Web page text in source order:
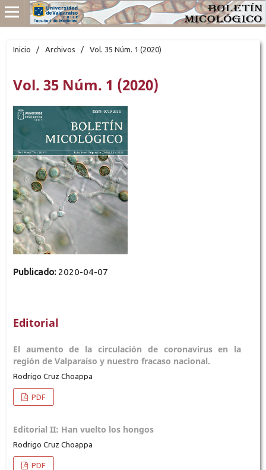
Inicio / Archivos / Vol. 35 Núm. 1 (2020)
Vol. 35 Núm. 1 (2020)
Publicado: 2020-04-07
Editorial
El aumento de la circulación de coronavirus en la
región de Valparaíso y nuestro fracaso nacional.
Rodrigo Cruz Choappa
PDF
Editorial II: Han vuelto los hongos
Rodrigo Cruz Choappa
PDF